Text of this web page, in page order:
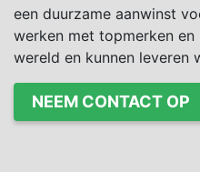
een duurzame aanwinst
werken met topmerken
wereld en kunnen leveren
NEEM CONTACT OP